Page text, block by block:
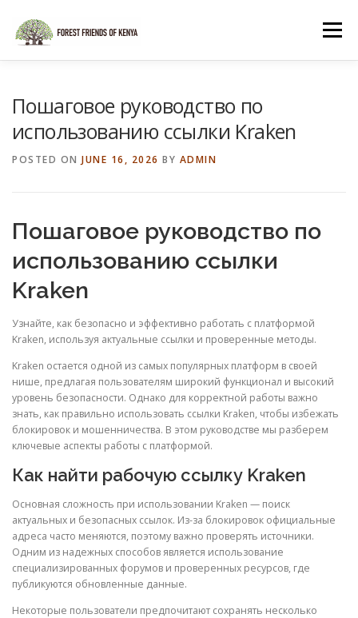
content
Menu
Пошаговое руководство по
использованию ссылки Kraken
POSTED ON JUNE 16, 2026 BY ADMIN
Пошаговое руководство по
использованию ссылки
Kraken
Узнайте, как безопасно и эффективно работать с платформой
Kraken, используя актуальные ссылки и проверенные методы.
Kraken остается одной из самых популярных платформ в своей
нише, предлагая пользователям широкий функционал и высокий
уровень безопасности. Однако для корректной работы важно
знать, как правильно использовать ссылки Kraken, чтобы избежать
блокировок и мошенничества. В этом руководстве мы разберем
ключевые аспекты работы с платформой.
Как найти рабочую ссылку Kraken
Основная сложность при использовании Kraken — поиск
актуальных и безопасных ссылок. Из-за блокировок официальные
адреса часто меняются, поэтому важно проверять источники.
Одним из надежных способов является использование
специализированных форумов и проверенных ресурсов, где
публикуются обновленные данные.
Некоторые пользователи предпочитают сохранять несколько